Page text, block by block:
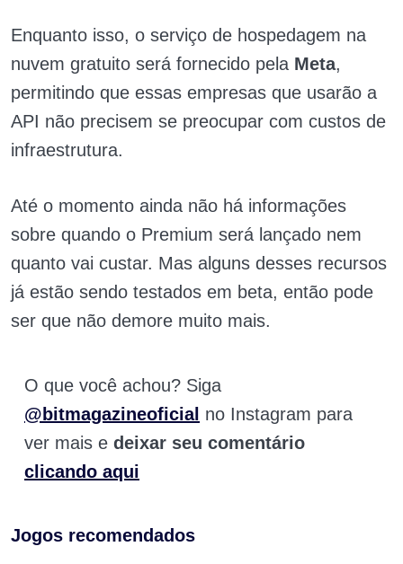
Enquanto isso, o serviço de hospedagem na
nuvem gratuito será fornecido pela Meta,
permitindo que essas empresas que usarão a
API não precisem se preocupar com custos de
infraestrutura.
Até o momento ainda não há informações
sobre quando o Premium será lançado nem
quanto vai custar. Mas alguns desses recursos
já estão sendo testados em beta, então pode
ser que não demore muito mais.
O que você achou? Siga
@bitmagazineoficial no Instagram para
ver mais e deixar seu comentário
clicando aqui
Jogos recomendados